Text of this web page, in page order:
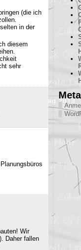
(die ich
in der
diesem
sehr
Wir
Daher fallen
Meta